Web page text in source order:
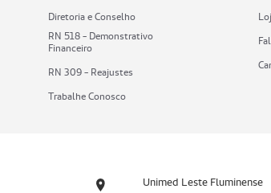
Diretoria e Conselho
RN 518 - Demonstrativo
Financeiro
RN 309 - Reajustes
Trabalhe Conosco
Unimed Leste Fluminense